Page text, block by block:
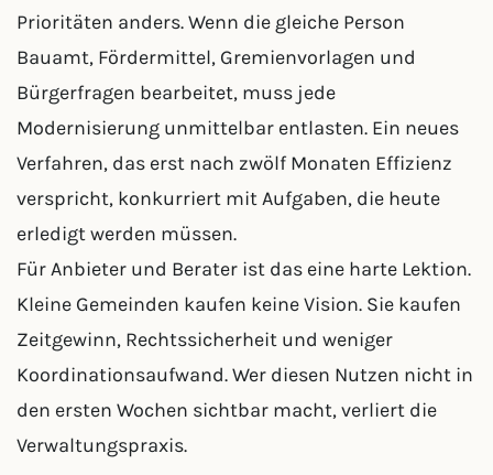
Prioritäten anders. Wenn die gleiche Person
Bauamt, Fördermittel, Gremienvorlagen und
Bürgerfragen bearbeitet, muss jede
Modernisierung unmittelbar entlasten. Ein neues
Verfahren, das erst nach zwölf Monaten Effizienz
verspricht, konkurriert mit Aufgaben, die heute
erledigt werden müssen.
Für Anbieter und Berater ist das eine harte Lektion.
Kleine Gemeinden kaufen keine Vision. Sie kaufen
Zeitgewinn, Rechtssicherheit und weniger
Koordinationsaufwand. Wer diesen Nutzen nicht in
den ersten Wochen sichtbar macht, verliert die
Verwaltungspraxis.